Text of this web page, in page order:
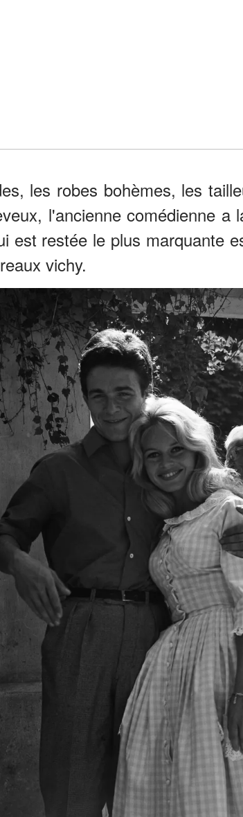
les robes bohèmes, les
l'ancienne comédienne a
est restée le plus marquante
vichy.